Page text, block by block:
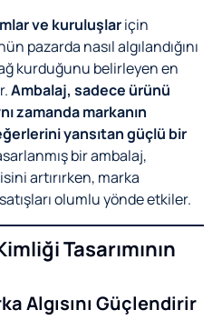
ve kuruluşlariçin
pazarda nasıl algılandığını
kurduğunu belirleyen en
Ambalaj, sadece ürünü
zamanda markanın
yansıtan güçlü bir
bir ambalaj,
artırırken, marka
olumlu yönde etkiler.
Tasarımının
Algısını Güçlendirir